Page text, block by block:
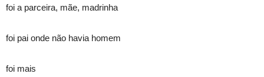
foi a parceira, mãe, madrinha
foi pai onde não havia homem
foi mais